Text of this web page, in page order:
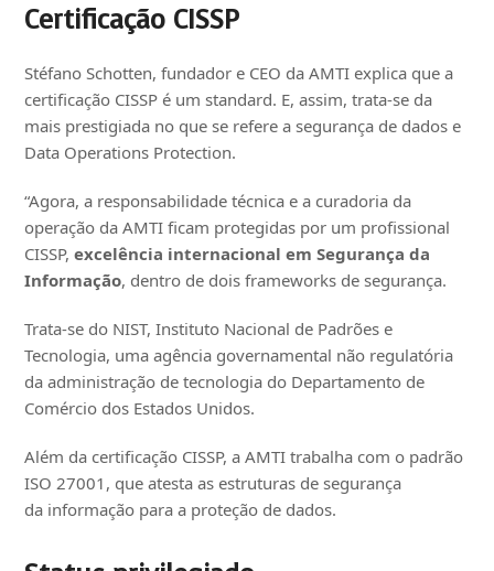
Certificação CISSP
Stéfano Schotten, fundador e CEO da AMTI explica que a
certificação CISSP é um standard. E, assim, trata-se da
mais prestigiada no que se refere a segurança de dados e
Data Operations Protection.
“Agora, a responsabilidade técnica e a curadoria da
operação da AMTI ficam protegidas por um profissional
CISSP,excelência internacional em Segurança da
Informação, dentro de dois frameworks de segurança.
Trata-se do NIST, Instituto Nacional de Padrões e
Tecnologia, uma agência governamental não regulatória
da administração de tecnologia do Departamento de
Comércio dos Estados Unidos.
Além da certificação CISSP, a AMTI trabalha com o padrão
ISO 27001, que atesta as estruturas de segurança
da informação para a proteção de dados.